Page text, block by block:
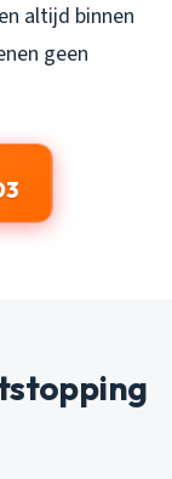
altijd binnen
geen